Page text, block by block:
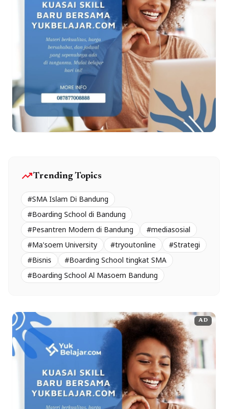
trending_upTrending Topics
#SMA Islam Di Bandung
#Boarding School di Bandung
#Pesantren Modern di Bandung
#mediasosial
#Ma'soem University
#tryoutonline
#Strategi
#Bisnis
#Boarding School tingkat SMA
#Boarding School Al Masoem Bandung
AD